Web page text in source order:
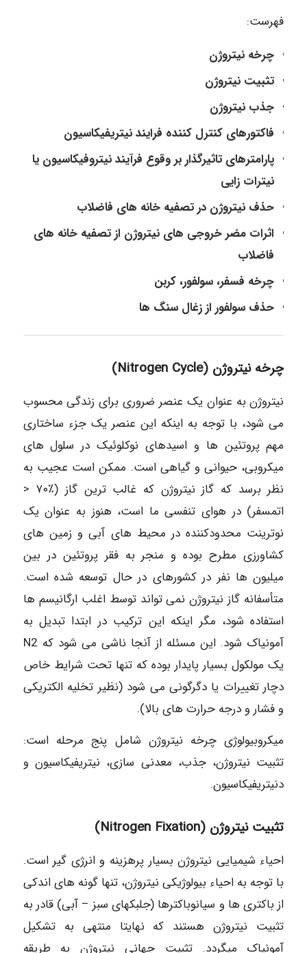
فهرست:
چرخه نیتروژن
تثبیت نیتروژن
جذب نیتروژن
فاکتورهای کنترل کننده فرایند نیتریفیکاسیون
پارامترهای تاثیرگذار بر وقوع فرآیند نیتروفیکاسیون یا
نیترات زایی
حذف نیتروژن در تصفیه خانه های فاضلاب
اثرات مضر خروجی های نیتروژن از تصفیه خانه های
فاضلاب
چرخه فسفر، سولفور، کربن
حذف سولفور از زغال سنگ ها
چرخه نیتروژن (Nitrogen Cycle)
نیتروژن به عنوان یک عنصر ضروری برای زندگی محسوب
می شود، با توجه به اینکه این عنصر یک جزء ساختاری
مهم پروتئین ها و اسیدهای نوکلوئیک در سلول های
میکروبی، حیوانی و گیاهی است. ممکن است عجیب به
نظر برسد که گاز نیتروژن که غالب ترین گاز (٪۷۰ <
اتمسفر) در هوای تنفسی ما است، هنوز به عنوان یک
نوترینت محدودکننده در محیط های آبی و زمین های
کشاورزی مطرح بوده و منجر به فقر پروتئین در بین
میلیون ها نفر در کشورهای در حال توسعه شده است.
متأسفانه گاز نیتروژن نمی تواند توسط اغلب ارگانیسم ها
استفاده شود، مگر اینکه این ترکیب در ابتدا تبدیل به
آمونیاک شود. این مسئله از آنجا ناشی می شود که N2
یک مولکول بسیار پایدار بوده که تنها تحت شرایط خاص
دچار تغییرات یا دگرگونی می شود (نظير تخلیه الکتریکی
و فشار و درجه حرارت های بالا).
میکروبیولوژی چرخه نیتروژن شامل پنج مرحله است:
تثبیت نیتروژن، جذب، معدنی سازی، نیتریفیکاسیون و
دنیتریفیکاسیون.
تثبیت نیتروژن (Nitrogen Fixation)
احياء شیمیایی نیتروژن بسیار پرهزینه و انرژی گیر است.
با توجه به احیاء بیولوژیکی نیتروژن، تنها گونه های اندکی
از باکتری ها و سیانوباکترها (جلبکهای سبز – آبی) قادر به
تثبیت نیتروژن هستند که نهایتا منتهی به تشکیل
آمونیاک میگردد. تثبیت جهانی نیتروژن به طریقه